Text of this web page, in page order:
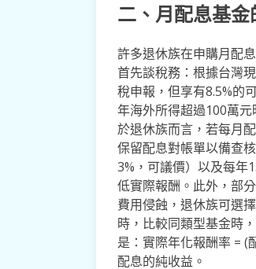
二、月配息基
許多退休族在申購月配
首先談稅務：根據台灣
稅申報，但享有8.5%的
年海外所得超過100萬
於退休族而言，若每月
保留配息對帳單以備查
3%，可議價）以及每年
低實際報酬。此外，部
費用侵蝕，退休族可選
時，比較同類型基金時
是：實際年化報酬率 = (
配息的純收益。